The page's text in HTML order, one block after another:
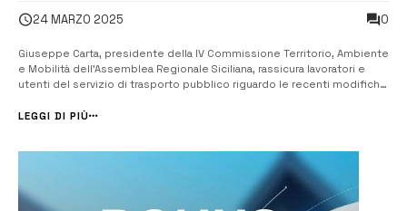
24 MARZO 2025 0
Giuseppe Carta, presidente della IV Commissione Territorio, Ambiente
e Mobilità dell’Assemblea Regionale Siciliana, rassicura lavoratori e
utenti del servizio di trasporto pubblico riguardo le recenti modifiche
previsto inizialmente per il 1° aprile, è stato rinviato...
LEGGI DI PIÙ